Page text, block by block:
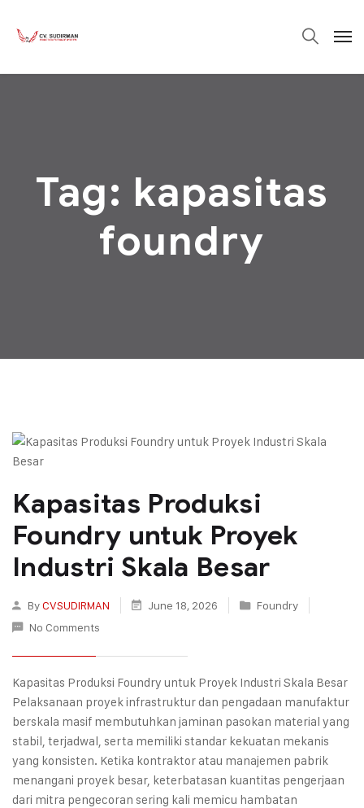
Tag: kapasitas
foundry
Kapasitas Produksi
Foundry untuk Proyek
Industri Skala Besar
ByCVSUDIRMAN June 18, 2026
Foundry
No Comments
Kapasitas Produksi Foundry untuk Proyek Industri Skala Besar
Pelaksanaan proyek infrastruktur dan pengadaan manufaktur
berskala masif membutuhkan jaminan pasokan material yang
stabil, terjadwal, serta memiliki standar kekuatan mekanis
yang konsisten. Ketika kontraktor atau manajemen pabrik
menangani proyek besar, keterbatasan kuantitas pengerjaan
dari mitra pengecoran sering kali memicu hambatan